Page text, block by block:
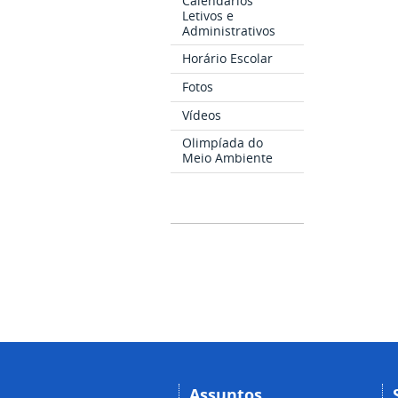
Letivos e
Administrativos
Horário Escolar
Fotos
Vídeos
Olimpíada do
Meio Ambiente